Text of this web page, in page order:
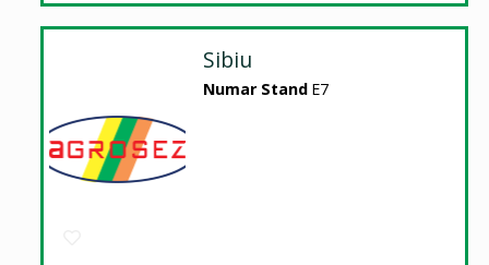
Sibiu
Numar Stand E7